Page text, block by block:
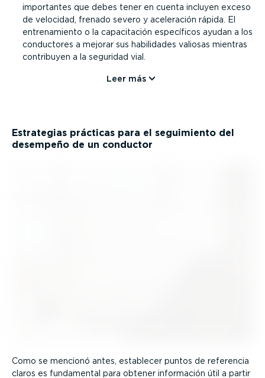
importantes que debes tener en cuenta incluyen exceso
de velocidad, frenado severo y aceleración rápida. El
entre­na­miento o la capaci­tación específicos ayudan a los
conductores a mejorar sus habilidades valiosas mientras
contribuyen a la seguridad vial.
Leer más
Estrategias prácticas para el seguimiento del
desempeño de un conductor
Como se mencionó antes, establecer puntos de referencia
claros es fundamental para obtener información útil a partir